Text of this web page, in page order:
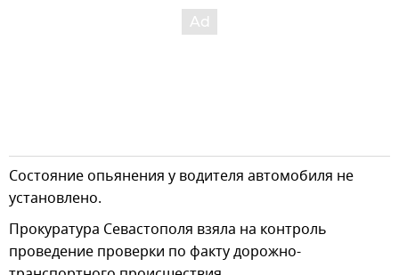
Состояние опьянения у водителя автомобиля не
установлено.
Прокуратура Севастополя взяла на контроль
проведение проверки по факту дорожно-